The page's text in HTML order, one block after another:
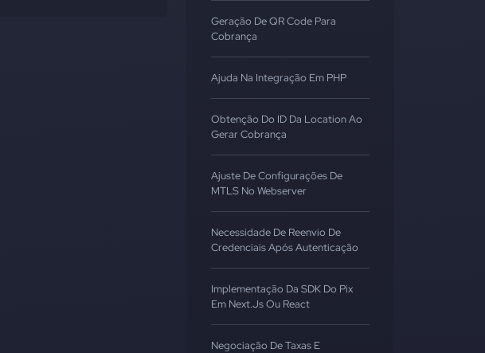
Geração De QR Code Para
Cobrança
Ajuda Na Integração Em PHP
Obtenção Do ID Da Location Ao
Gerar Cobrança
Ajuste De Configurações De
MTLS No Webserver
Necessidade De Reenvio De
Credenciais Após Autenticação
Implementação Da SDK Do Pix
Em Next.js Ou React
Negociação De Taxas E